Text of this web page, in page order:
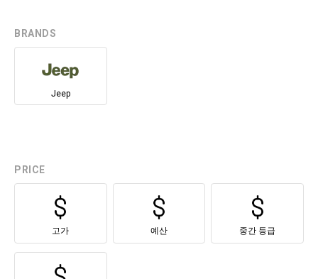
BRANDS
Jeep
PRICE
고가 예산 중간 등급